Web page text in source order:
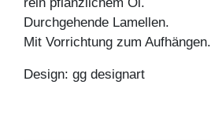
Durchgehende Lamellen.
Mit Vorrichtung zum Aufhängen.
Design: gg designart